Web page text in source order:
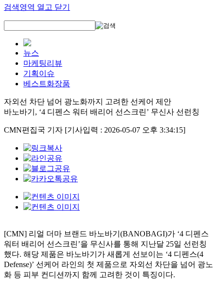
검색영역 열고 닫기
뉴스
마케팅리뷰
기획이슈
베스트화장품
자외선 차단 넘어 광노화까지 고려한 선케어 제안
바노바기, ‘4 디펜스 워터 배리어 선스크린’ 무신사 선런칭
CMN편집국 기자 [기사입력 : 2026-05-07 오후 3:34:15]
[CMN] 리얼 더마 브랜드 바노바기(BANOBAGI)가 ‘4 디펜스
워터 배리어 선스크린’을 무신사를 통해 지난달 25일 선런칭
했다. 해당 제품은 바노바기가 새롭게 선보이는 ‘4 디펜스(4
Defense)’ 선케어 라인의 첫 제품으로 자외선 차단을 넘어 광노
화 등 피부 컨디션까지 함께 고려한 것이 특징이다.